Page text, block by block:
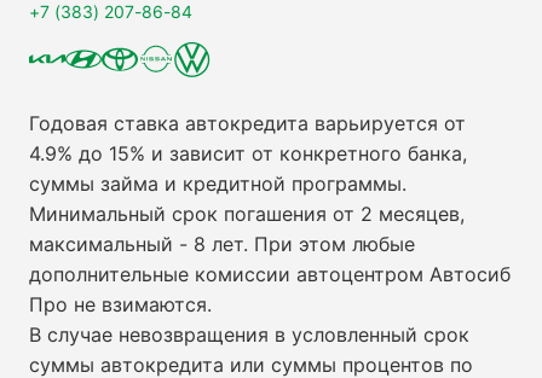
+7 (383) 207-86-84
Годовая ставка автокредита варьируется от
4.9% до 15% и зависит от конкретного банка,
суммы займа и кредитной программы.
Минимальный срок погашения от 2 месяцев,
максимальный - 8 лет. При этом любые
дополнительные комиссии автоцентром Автосиб
Про не взимаются.
В случае невозвращения в условленный срок
суммы автокредита или суммы процентов по